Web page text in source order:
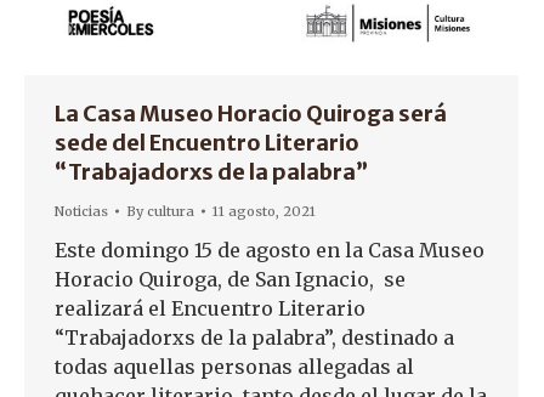
La Casa Museo Horacio Quiroga será
sede del Encuentro Literario
“Trabajadorxs de la palabra”
Noticias Bycultura 11 agosto, 2021
Este domingo 15 de agosto en la Casa Museo
Horacio Quiroga, de San Ignacio, se
realizará el Encuentro Literario
“Trabajadorxs de la palabra”, destinado a
todas aquellas personas allegadas al